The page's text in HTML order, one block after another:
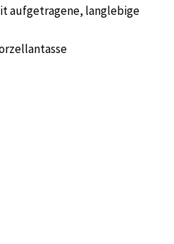
aufgetragene, langlebige